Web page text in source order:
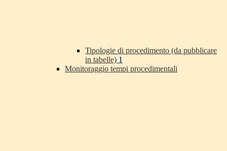
Tipologie di procedimento (da pubblicare
in tabelle) 1
Monitoraggio tempi procedimentali